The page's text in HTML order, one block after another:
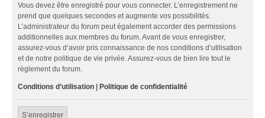
Vous devez être enregistré pour vous connecter. L’enregistrement ne
prend que quelques secondes et augmente vos possibilités.
L’administrateur du forum peut également accorder des permissions
additionnelles aux membres du forum. Avant de vous enregistrer,
assurez-vous d’avoir pris connaissance de nos conditions d’utilisation
et de notre politique de vie privée. Assurez-vous de bien lire tout le
règlement du forum.
Conditions d’utilisation Politique de confidentialité
S’enregistrer